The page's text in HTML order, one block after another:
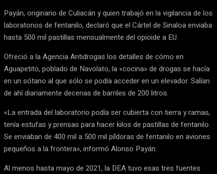
Payán, originario de Culiacán y quien trabajó en la vigilancia de los
laboratorios de fentanilo, declaró que el Cártel de Sinaloa enviaba
hasta 500 mil pastillas mensualmente del opioide a EU.
Ofreció a la Agencia Antidrogas los detalles de cómo en
Aguapetito, poblado de Navolato, la «cocina» de drogas se hacía
en un sótano al que sólo se podía acceder en un elevador. Salían
de ahí diariamente decenas de barriles de 200 litros.
«La entrada del laboratorio podía ser cubierta con tierra y ramas,
tenía estufas y prensas para hacer kilos de pastillas de fentanilo.
Se enviaban de 400 mil a 500 mil píldoras de fentanilo en aviones
pequeños a la frontera», informó Alonso Payán.
Al menos hasta mayo de 2021, la DEA tuvo esas tres fuentes